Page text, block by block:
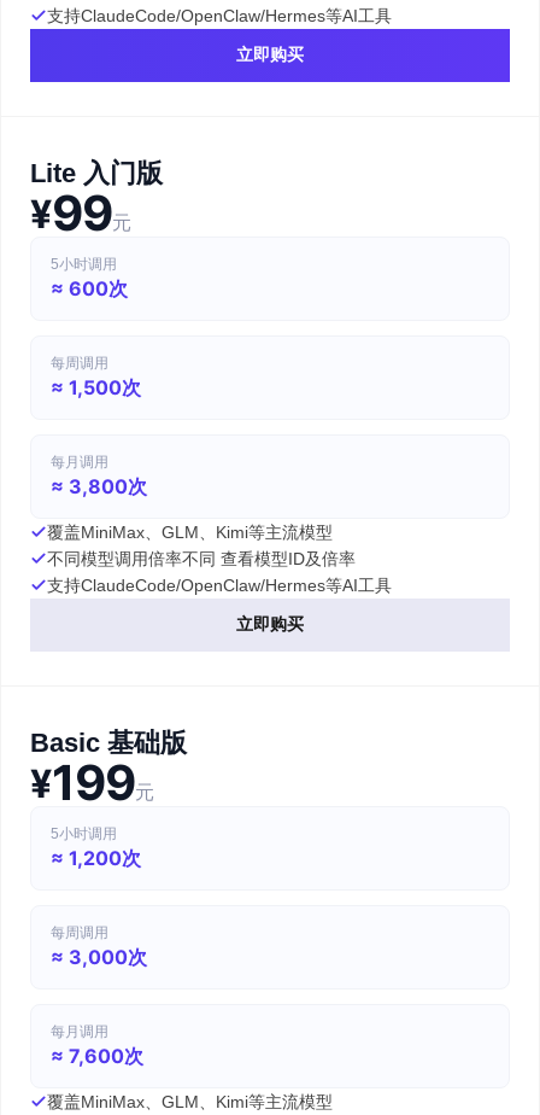
支持ClaudeCode/OpenClaw/Hermes等AI工具
立即购买
Lite 入门版
¥99元
5小时调用
≈ 600次
每周调用
≈ 1,500次
每月调用
≈ 3,800次
覆盖MiniMax、GLM、Kimi等主流模型
不同模型调用倍率不同 查看模型ID及倍率
支持ClaudeCode/OpenClaw/Hermes等AI工具
立即购买
Basic 基础版
¥199元
5小时调用
≈ 1,200次
每周调用
≈ 3,000次
每月调用
≈ 7,600次
覆盖MiniMax、GLM、Kimi等主流模型